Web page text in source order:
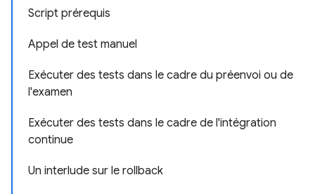
Script prérequis
Appel de test manuel
Exécuter des tests dans le cadre du préenvoi ou de
l'examen
Exécuter des tests dans le cadre de l'intégration
continue
Un interlude sur le rollback